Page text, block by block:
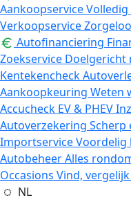
Aankoopservice
Verkoopservice
Autofinanciering
Zoekservice Doelgericht
Kentekencheck
Aankoopkeuring Weten
Accucheck EV & PHEV
Autoverzekering Scherp
ImportserviceVoordelig
AutobeheerAlles
Occasions Vind,
NL